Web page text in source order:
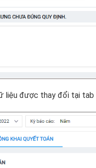
liệu được thay đổi tại tab